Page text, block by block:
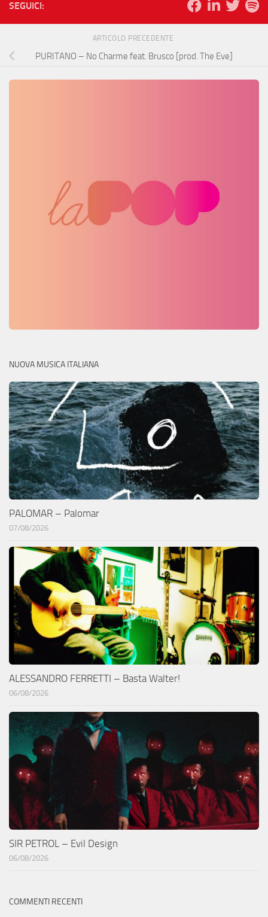
SEGUICI:
ARTICOLO PRECEDENTE
PURITANO – No Charme feat. Brusco [prod. The Eve]
NUOVA MUSICA ITALIANA
PALOMAR – Palomar
07/08/2026
ALESSANDRO FERRETTI – Basta Walter!
06/08/2026
SIR PETROL – Evil Design
06/08/2026
COMMENTI RECENTI